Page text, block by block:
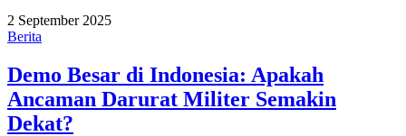
2 September 2025
Berita
Demo Besar di Indonesia: Apakah
Ancaman Darurat Militer Semakin
Dekat?